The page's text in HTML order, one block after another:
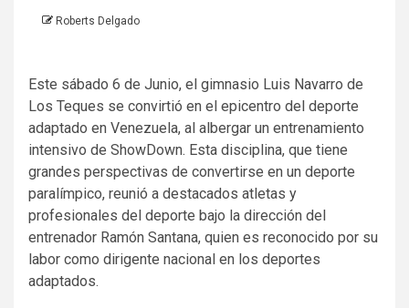
Roberts Delgado
Este sábado 6 de Junio, el gimnasio Luis Navarro de
Los Teques se convirtió en el epicentro del deporte
adaptado en Venezuela, al albergar un entrenamiento
intensivo de ShowDown. Esta disciplina, que tiene
grandes perspectivas de convertirse en un deporte
paralímpico, reunió a destacados atletas y
profesionales del deporte bajo la dirección del
entrenador Ramón Santana, quien es reconocido por su
labor como dirigente nacional en los deportes
adaptados.